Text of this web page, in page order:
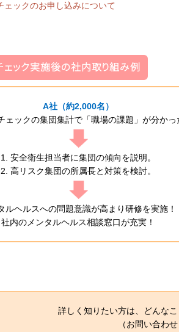
ェックのお申し込みについて
ェック実施後の社内取り組み例
A社（約2,000名）
ェックの集団集計で「職場の課題」が分かっ
安全衛生担当者に集団の傾向を説明。
高リスク集団の所属長と対策を検討。
ルヘルスへの問題意識が高まり研修を実施！
社内のメンタルヘルス相談窓口が充実！
詳しく知りたい方は、どんな
（お問い合わ